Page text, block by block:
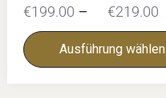
€199.00 – €219.00
Ausführung wählen